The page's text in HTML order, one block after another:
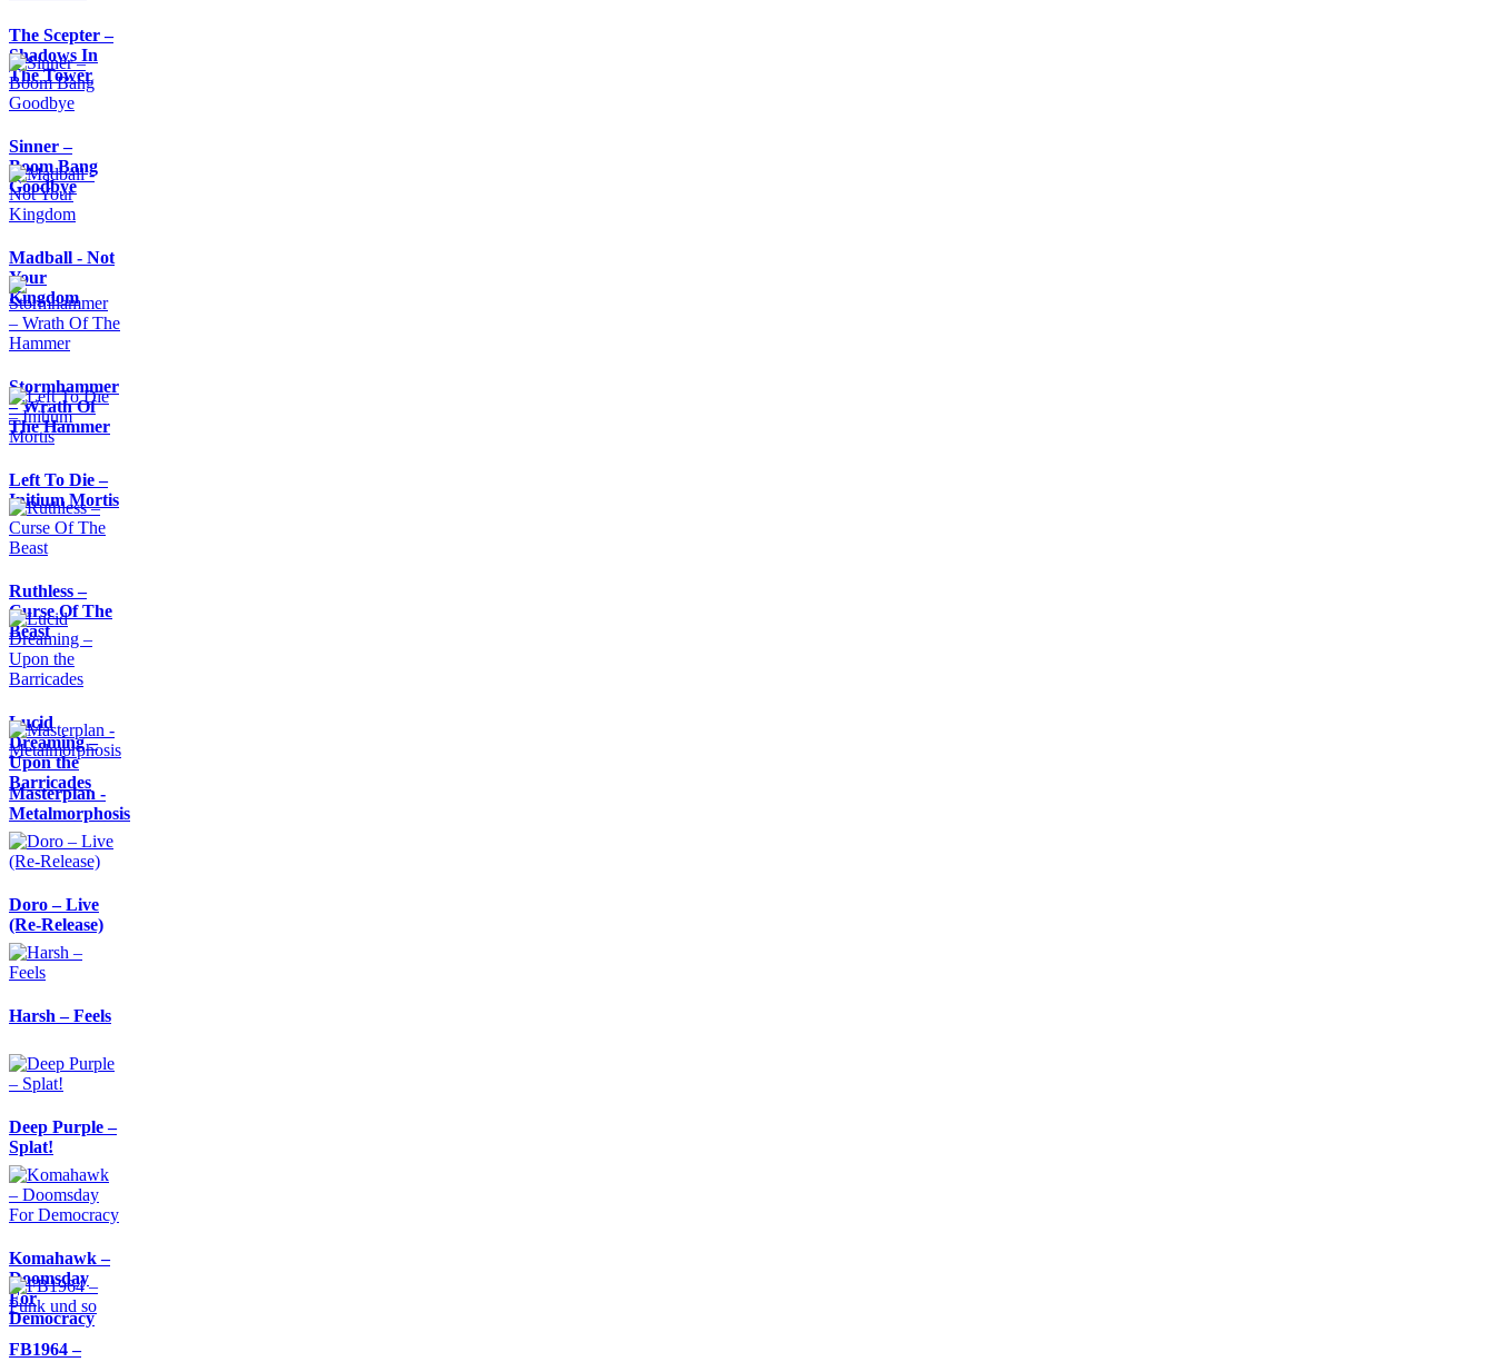
The Scepter –
Shadows In
The Tower
Sinner –
Boom Bang
Goodbye
Madball - Not
Your
Kingdom
Stormhammer
– Wrath Of
The Hammer
Left To Die –
Initium Mortis
Ruthless –
Curse Of The
Beast
Lucid
Dreaming –
Upon the
Barricades
Masterplan -
Metalmorphosis
Doro – Live
(Re-Release)
Harsh – Feels
Deep Purple –
Splat!
Komahawk –
Doomsday
For
Democracy
FB1964 –